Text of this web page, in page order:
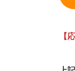
【